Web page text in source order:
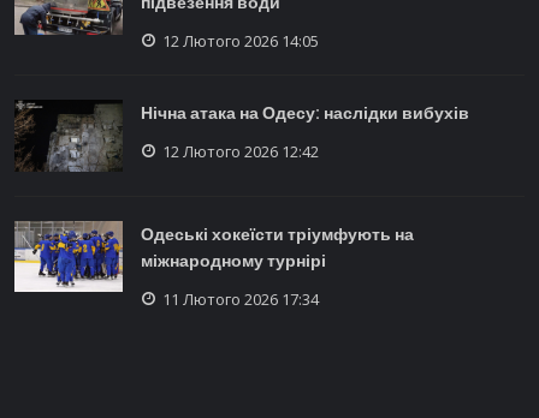
12 Лютого 2026 14:05
Нічна атака на Одесу: наслідки вибухів
12 Лютого 2026 12:42
Одеські хокеїсти тріумфують на
міжнародному турнірі
11 Лютого 2026 17:34